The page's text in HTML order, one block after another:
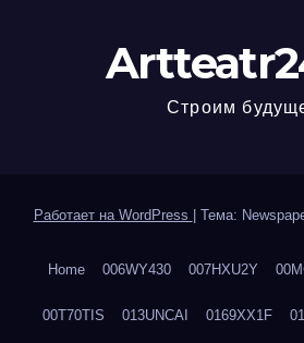
Строим
Работает на WordPress Тема:
Home 006WY430 007HXU2Y
00T70TIS 013UNCAI 0169XX1F